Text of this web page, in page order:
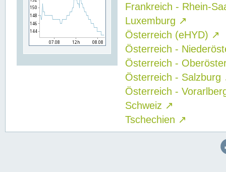
Frankreich - Rhein-
Luxemburg ↗
Österreich (eHYD) ↗
Österreich -
Österreich -
Österreich - Salzburg
Österreich -
Schweiz ↗
Tschechien ↗